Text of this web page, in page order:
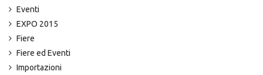
Eventi
EXPO 2015
Fiere
Fiere ed Eventi
Importazioni